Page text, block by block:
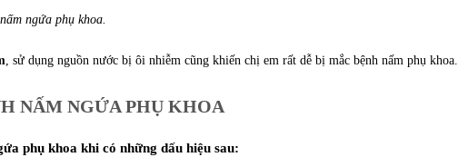
nấm ngứa phụ khoa.
, sử dụng nguồn nước bị ôi nhiễm cũng khiến chị em rất dễ bị mắc bệnh nấm phụ khoa.
NẤM NGỨA PHỤ KHOA
phụ khoa khi có những dấu hiệu sau: